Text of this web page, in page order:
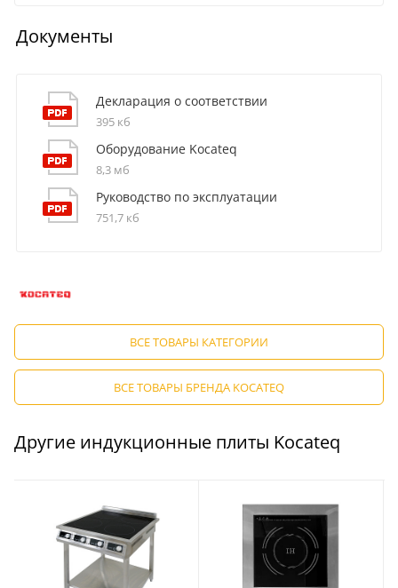
Документы
Декларация о соответствии
395 кб
Оборудование Kocateq
8,3 мб
Руководство по эксплуатации
751,7 кб
ВСЕ ТОВАРЫ КАТЕГОРИИ
ВСЕ ТОВАРЫ БРЕНДА KOCATEQ
Другие индукционные плиты Kocateq